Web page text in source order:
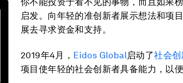
启发。向年轻的准创新者展示想法和项
展去寻求资金和支持。
2019年4月， Eidos Global启动了社会
项目使年轻的社会创新者具备能力，以